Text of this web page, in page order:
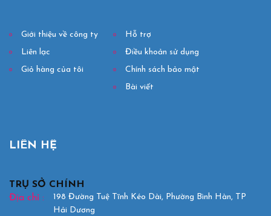
Giới thiệu về công ty
Liên lạc
Giỏ hàng của tôi
Hỗ trợ
Điều khoản sử dụng
Chính sách bảo mật
Bài viết
LIÊN HỆ
TRỤ SỞ CHÍNH
Địa chỉ :
198 Đường Tuệ Tĩnh Kéo Dài, Phường Bình Hàn, TP
Hải Dương